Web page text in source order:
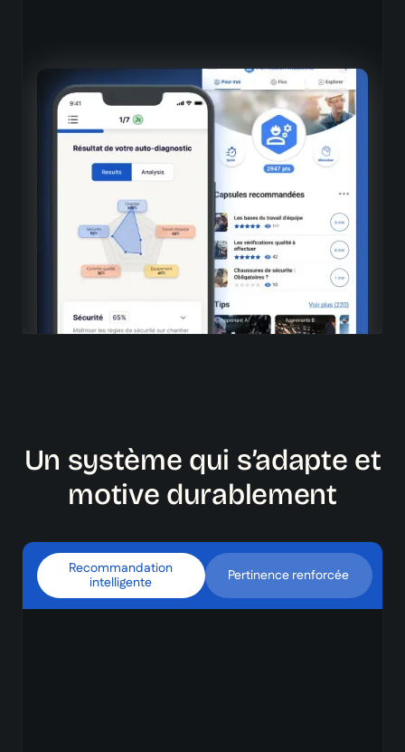
Auto-diagnostic intégré
Capsules d’auto-positionnement
Modules interactifs pour évaluer ses compétences clés
Recommandations instantanées
Analyse des résultats pour proposer les bons contenus,
au bon moment
Un système qui s’adapte et
motive durablement
Recommandation
intelligente
Pertinence renforcée